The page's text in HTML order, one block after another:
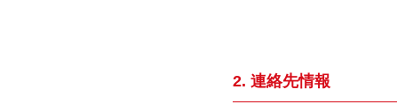
2. 連絡先情報